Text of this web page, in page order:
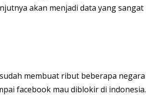
akan menjadi data yang sangat
membuat ribut beberapa negara
facebook mau diblokir di indonesia.